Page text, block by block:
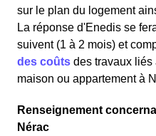
sur le plan du logement
La réponse d'Enedis se
suivent (1 à 2 mois) et
des coûts des travaux liés
maison ou appartement à
Renseignement
Nérac